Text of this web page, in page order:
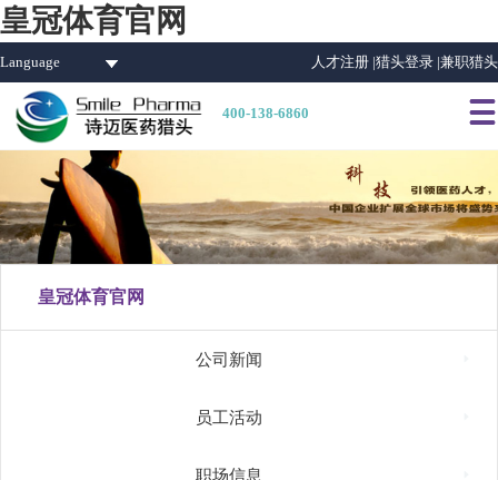
皇冠体育官网
Language 人才注册 |猎头登录 |兼职猎头
400-138-6860 
皇冠体育官网
公司新闻
员工活动
职场信息